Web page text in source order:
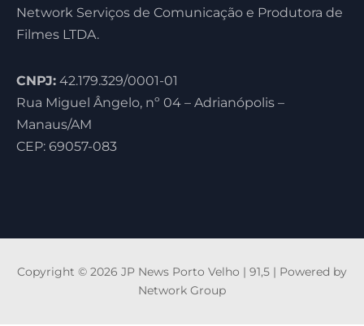
Network Serviços de Comunicação e Produtora de
Filmes LTDA.
CNPJ: 42.179.329/0001-01
Rua Miguel Ângelo, nº 04 – Adrianópolis –
Manaus/AM
CEP: 69057-083
Copyright © 2026 JP News Porto Velho | 91,5 | Powered by
Network Group